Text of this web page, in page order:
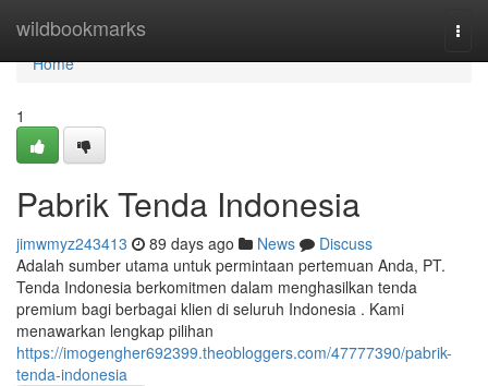
wildbookmarks
Home
Home
1
Pabrik Tenda Indonesia
jimwmyz243413 89 days ago News
Discuss
Adalah sumber utama untuk permintaan pertemuan Anda, PT.
Tenda Indonesia berkomitmen dalam menghasilkan tenda
premium bagi berbagai klien di seluruh Indonesia . Kami
menawarkan lengkap pilihan
https://imogengher692399.theobloggers.com/47777390/pabrik-
tenda-indonesia